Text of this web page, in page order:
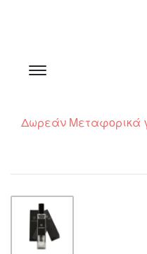
Δωρεάν Μεταφορικά